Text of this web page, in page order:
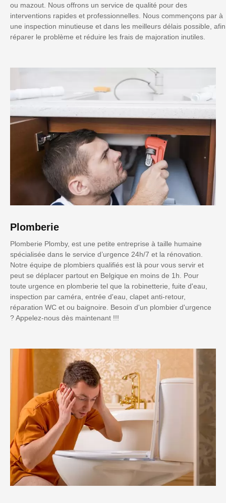
ou mazout. Nous offrons un service de qualité pour des
interventions rapides et professionnelles. Nous commençons par à
une inspection minutieuse et dans les meilleurs délais possible, afin
réparer le problème et réduire les frais de majoration inutiles.
Plomberie
Plomberie Plomby, est une petite entreprise à taille humaine
spécialisée dans le service d’urgence 24h/7 et la rénovation.
Notre équipe de plombiers qualifiés est là pour vous servir et
peut se déplacer partout en Belgique en moins de 1h. Pour
toute urgence en plomberie tel que la robinetterie, fuite d'eau,
inspection par caméra, entrée d'eau, clapet anti-retour,
réparation WC et ou baignoire. Besoin d'un plombier d'urgence
? Appelez-nous dès maintenant !!!